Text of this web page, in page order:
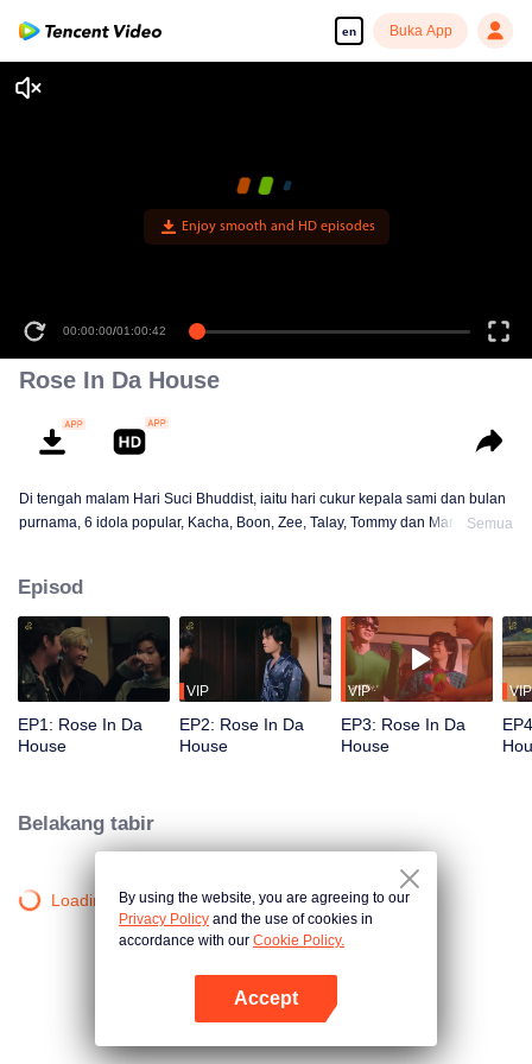
en Buka App
Enjoy smooth and HD episodes
00:00:00/01:00:42
Rose In Da House
Di tengah malam Hari Suci Bhuddist, iaitu hari cukur kepala sami dan bulan
purnama, 6 idola popular, Kacha, Boon, Zee, Talay, Tommy dan Mark, tiba di
tahun ini. Siapa sangka bahawa mereka akan bertemu sesuatu menakutkan
di 'Red Brick House', di mana terdapat "Rose The Ghost", yang tinggal di
sana selama lebih 200 tahun dan gila dengan idola …
Semua
Episod
EP1: Rose In Da
House
VIP
EP2: Rose In Da
House
VIP
EP3: Rose In Da
House
VIP
Belakang tabir
Loading…By using the website, you are agreeing to our
Privacy Policy and the use of cookies in
accordance with our Cookie Policy.
Accept